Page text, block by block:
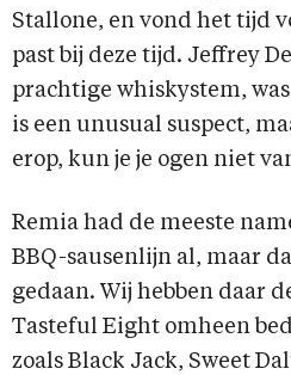
Stallone, en vond het tijd
past bij deze tijd. Jeffrey
prachtige whiskystem,
is een unusual suspect,
erop, kun je je ogen niet
Remia had de meeste
BBQ-sausenlijn al, maar
gedaan. Wij hebben daar
Tasteful Eight omheen
zoals Black Jack, Sweet